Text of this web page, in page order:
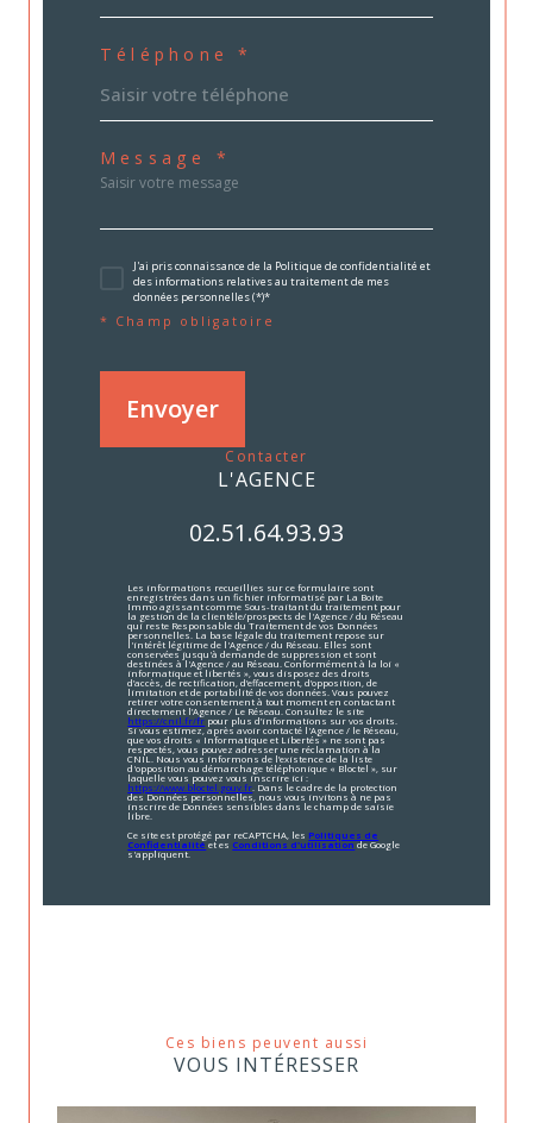
Téléphone *
Message *
J'ai pris connaissance de la Politique de confidentialité et
des informations relatives au traitement de mes
données personnelles (*)*
* Champ obligatoire
Envoyer
contacter
L'AGENCE
02.51.64.93.93
Les informations recueillies sur ce formulaire sont
enregistrées dans un fichier informatisé par La Boite
Immo agissant comme Sous-traitant du traitement pour
la gestion de la clientèle/prospects de l'Agence / du Réseau
qui reste Responsable du Traitement de vos Données
personnelles. La base légale du traitement repose sur
l'intérêt légitime de l'Agence / du Réseau. Elles sont
conservées jusqu'à demande de suppression et sont
destinées à l'Agence / au Réseau. Conformément à la loi «
informatique et libertés », vous disposez des droits
d’accès, de rectification, d’effacement, d’opposition, de
limitation et de portabilité de vos données. Vous pouvez
retirer votre consentement à tout moment en contactant
directement l’Agence / Le Réseau. Consultez le site
https://cnil.fr/fr pour plus d’informations sur vos droits.
Si vous estimez, après avoir contacté l'Agence / le Réseau,
que vos droits « Informatique et Libertés » ne sont pas
respectés, vous pouvez adresser une réclamation à la
CNIL. Nous vous informons de l’existence de la liste
d'opposition au démarchage téléphonique « Bloctel », sur
laquelle vous pouvez vous inscrire ici :
https://www.bloctel.gouv.fr . Dans le cadre de la protection
des Données personnelles, nous vous invitons à ne pas
inscrire de Données sensibles dans le champ de saisie
libre.
Ce site est protégé par reCAPTCHA, lesPolitiques de
Confidentialitéet es Conditions d'utilisationde Google
s'appliquent.
Ces biens peuvent aussi
VOUS INTÉRESSER